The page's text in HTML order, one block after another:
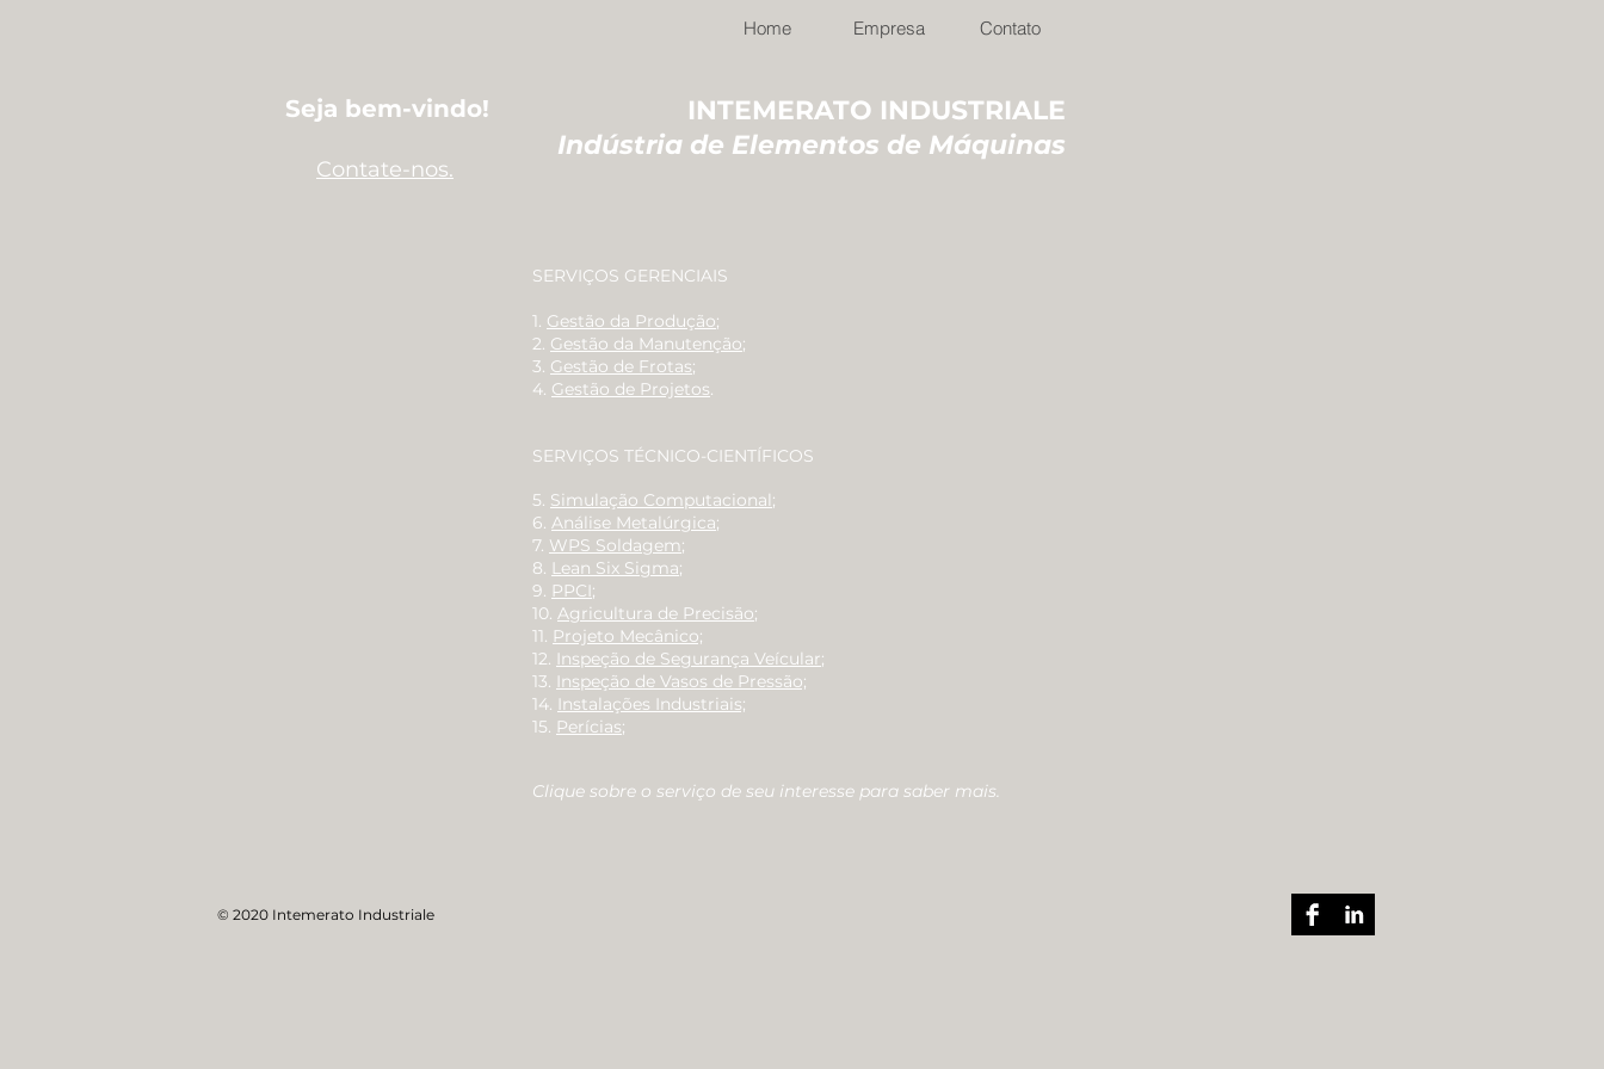
Home Empresa Contato
Seja bem-vindo!
Contate-nos.
INTEMERATO INDUSTRIALE
Indústria de Elementos de Máquinas
SERVIÇOS GERENCIAIS
1. Gestão da Produção;
2. Gestão da Manutenção;
3. Gestão de Frotas;
4. Gestão de Projetos.
SERVIÇOS TÉCNICO-CIENTÍFICOS
5. Simulação Computacional;
6. Análise Metalúrgica;
7. WPS Soldagem;
8. Lean Six Sigma;
9. PPCI;
10. Agricultura de Precisão;
11. Projeto Mecânico;
12. Inspeção de Segurança Veícular;
13. Inspeção de Vasos de Pressão;
14. Instalações Industriais;
15. Perícias;
Clique sobre o serviço de seu interesse para saber mais.
© 2020 Intemerato Industriale